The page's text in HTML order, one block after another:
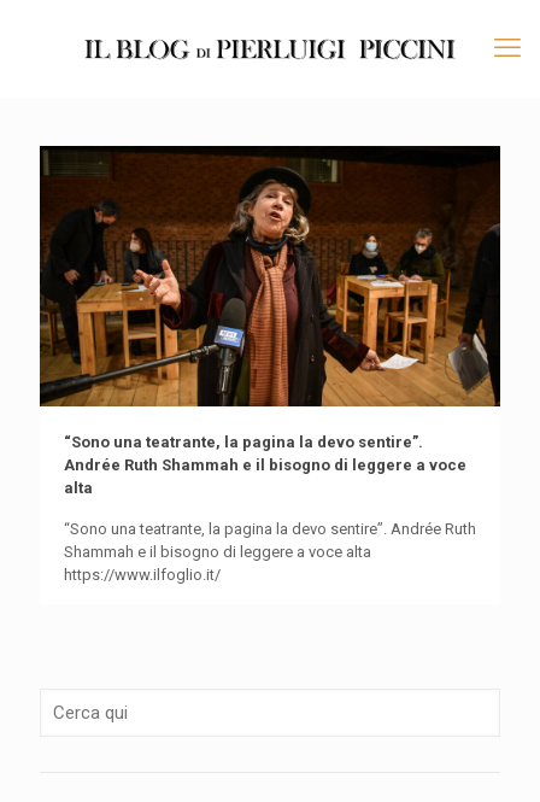
“Sono una teatrante, la pagina la devo sentire”.
Andrée Ruth Shammah e il bisogno di leggere a voce
alta
“Sono una teatrante, la pagina la devo sentire”. Andrée Ruth
Shammah e il bisogno di leggere a voce alta
https://www.ilfoglio.it/